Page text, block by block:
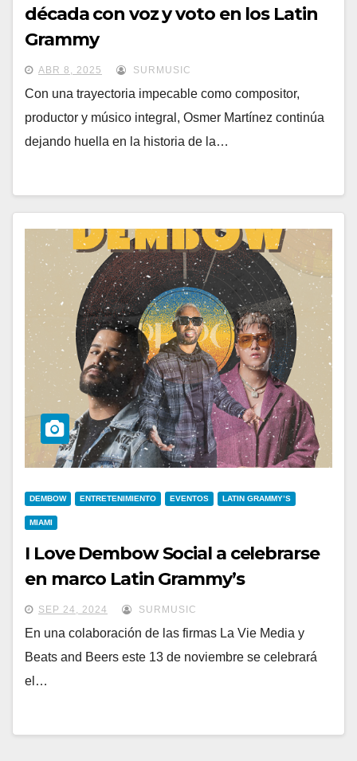
década con voz y voto en los Latin
Grammy
ABR 8, 2025 SURMUSIC
Con una trayectoria impecable como compositor,
productor y músico integral, Osmer Martínez continúa
dejando huella en la historia de la…
DEMBOW ENTRETENIMIENTO EVENTOS LATIN GRAMMY’S
MIAMI
I Love Dembow Social a celebrarse
en marco Latin Grammy’s
SEP 24, 2024 SURMUSIC
En una colaboración de las firmas La Vie Media y
Beats and Beers este 13 de noviembre se celebrará
el…